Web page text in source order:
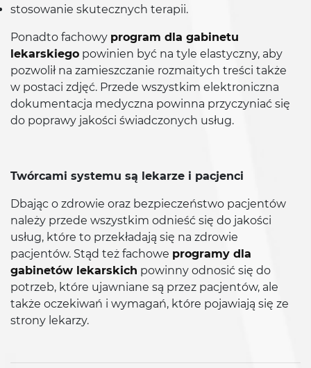
stosowanie skutecznych terapii.
Ponadto fachowy program dla gabinetu
lekarskiego powinien być na tyle elastyczny, aby
pozwolił na zamieszczanie rozmaitych treści także
w postaci zdjęć. Przede wszystkim elektroniczna
dokumentacja medyczna powinna przyczyniać się
do poprawy jakości świadczonych usług.
Twórcami systemu są lekarze i pacjenci
Dbając o zdrowie oraz bezpieczeństwo pacjentów
należy przede wszystkim odnieść się do jakości
usług, które to przekładają się na zdrowie
pacjentów. Stąd też fachowe programy dla
gabinetów lekarskich powinny odnosić się do
potrzeb, które ujawniane są przez pacjentów, ale
także oczekiwań i wymagań, które pojawiają się ze
strony lekarzy.